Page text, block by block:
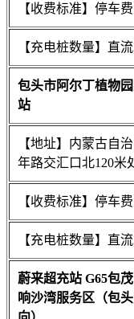
【收费标准】停车
【充电桩数量】直
包头市阿尔丁植物
站
【地址】内蒙古自
年路交汇口北120米
【收费标准】停车
【充电桩数量】直
蔚来超充站 G65包
响沙湾服务区（包